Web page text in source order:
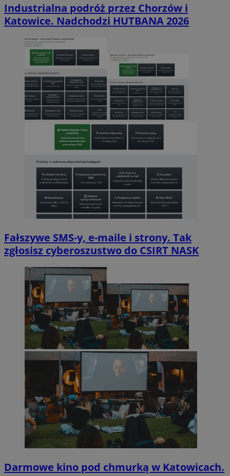
Industrialna podróż przez Chorzów i
Katowice. Nadchodzi HUTBANA 2026
Fałszywe SMS-y, e-maile i strony. Tak
zgłosisz cyberoszustwo do CSIRT NASK
Darmowe kino pod chmurką w Katowicach.